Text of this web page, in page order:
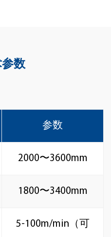
数
参数
2000〜3600mm
1800〜3400mm
5-100m/min（可